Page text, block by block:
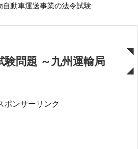
自動車運送事業の法令試験
験問題 ～九州運輸局
ポンサーリンク